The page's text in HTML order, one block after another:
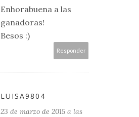
Enhorabuena a las
ganadoras!
Besos :)
Responder
LUISA9804
23 de marzo de 2015 a las